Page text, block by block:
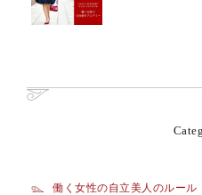
働く女性の自立美人のルール